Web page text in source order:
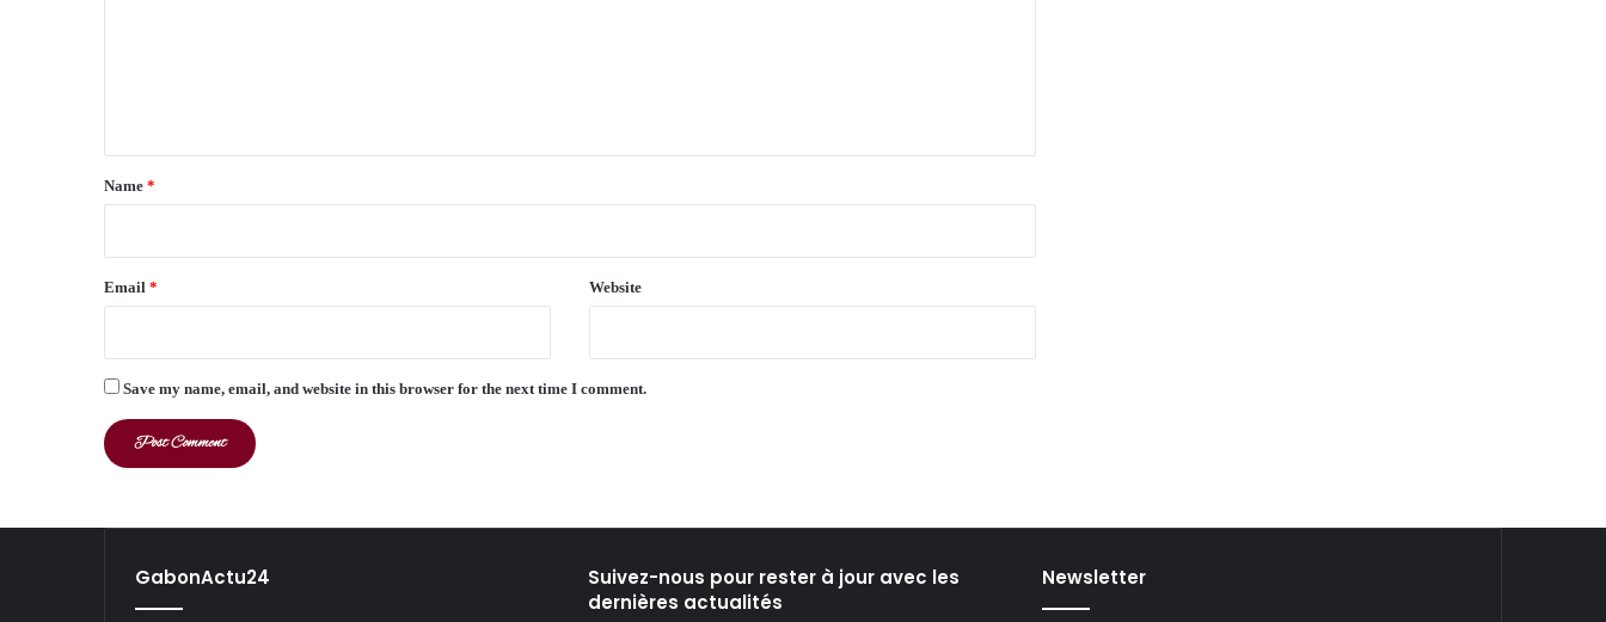
*
Name *
Email * Website
Save my name, email, and website in this browser for the next time I comment.
GabonActu24
Suivez-nous pour rester à jour avec les
dernières actualités
Newsletter